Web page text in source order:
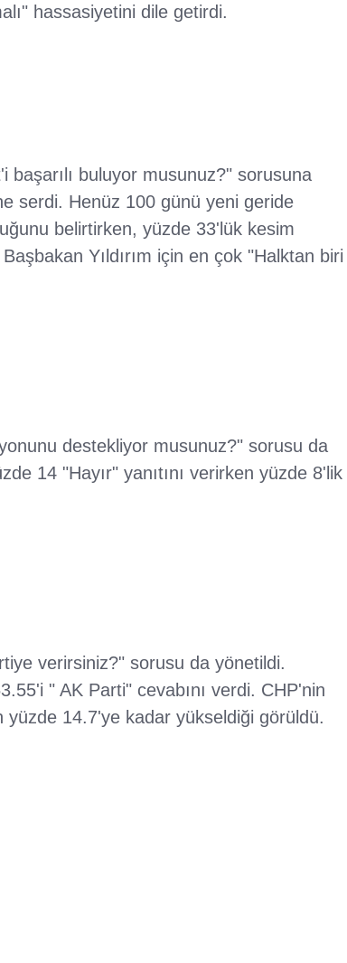
hassasiyetini dile getirdi.
başarılı buluyor musunuz?" sorusuna
serdi. Henüz 100 günü yeni geride
belirtirken, yüzde 33'lük kesim
Yıldırım için en çok "Halktan biri
destekliyor musunuz?" sorusu da
14 "Hayır" yanıtını verirken yüzde 8'lik
verirsiniz?" sorusu da yönetildi.
" AK Parti" cevabını verdi. CHP'nin
yüzde 14.7'ye kadar yükseldiği görüldü.